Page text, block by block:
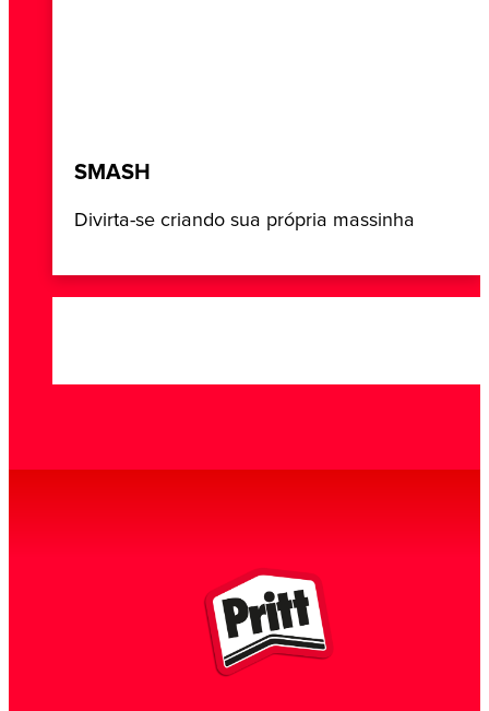
SMASH
Divirta-se criando sua própria massinha